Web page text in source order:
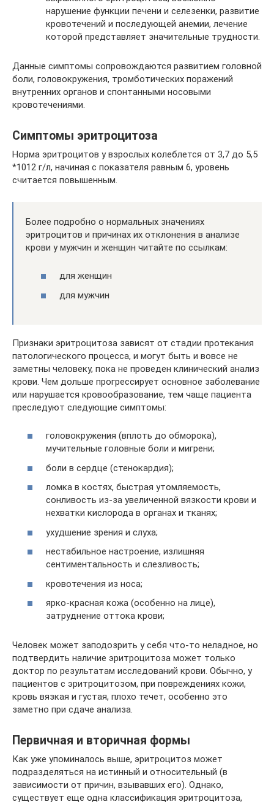
нарушение функции печени и селезенки, развитие
кровотечений и последующей анемии, лечение
которой представляет значительные трудности.
Данные симптомы сопровождаются развитием головной
боли, головокружения, тромботических поражений
внутренних органов и спонтанными носовыми
кровотечениями.
Симптомы эритроцитоза
Норма эритроцитов у взрослых колеблется от 3,7 до 5,5
*1012 г/л, начиная с показателя равным 6, уровень
считается повышенным.
Более подробно о нормальных значениях
эритроцитов и причинах их отклонения в анализе
крови у мужчин и женщин читайте по ссылкам:
для женщин
для мужчин
Признаки эритроцитоза зависят от стадии протекания
патологического процесса, и могут быть и вовсе не
заметны человеку, пока не проведен клинический анализ
крови. Чем дольше прогрессирует основное заболевание
или нарушается кровообразование, тем чаще пациента
преследуют следующие симптомы:
головокружения (вплоть до обморока),
мучительные головные боли и мигрени;
боли в сердце (стенокардия);
ломка в костях, быстрая утомляемость,
сонливость из-за увеличенной вязкости крови и
нехватки кислорода в органах и тканях;
ухудшение зрения и слуха;
нестабильное настроение, излишняя
сентиментальность и слезливость;
кровотечения из носа;
ярко-красная кожа (особенно на лице),
затруднение оттока крови;
Человек может заподозрить у себя что-то неладное, но
подтвердить наличие эритроцитоза может только
доктор по результатам исследований крови. Обычно, у
пациентов с эритроцитозом, при повреждениях кожи,
кровь вязкая и густая, плохо течет, особенно это
заметно при сдаче анализа.
Первичная и вторичная формы
Как уже упоминалось выше, эритроцитоз может
подразделяться на истинный и относительный (в
зависимости от причин, взывавших его). Однако,
существует еще одна классификация эритроцитоза,